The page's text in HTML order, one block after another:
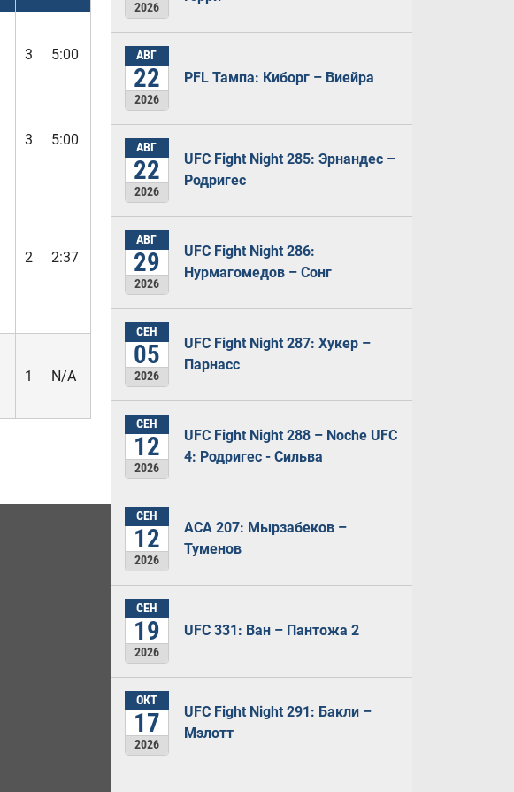
3
5:00
3
5:00
2
2:37
1 N/A
2026
АВГ
22
2026
PFL Тампа: Киборг – Виейра
АВГ
22
2026
UFC Fight Night 285: Эрнандес –
Родригес
АВГ
29
2026
UFC Fight Night 286:
Нурмагомедов – Сонг
СЕН
05
2026
UFC Fight Night 287: Хукер –
Парнасс
СЕН
12
2026
UFC Fight Night 288 – Noche UFC
4: Родригес - Сильва
СЕН
12
2026
ACA 207: Мырзабеков –
Туменов
СЕН
19
2026
UFC 331: Ван – Пантожа 2
ОКТ
17
2026
UFC Fight Night 291: Бакли –
Мэлотт